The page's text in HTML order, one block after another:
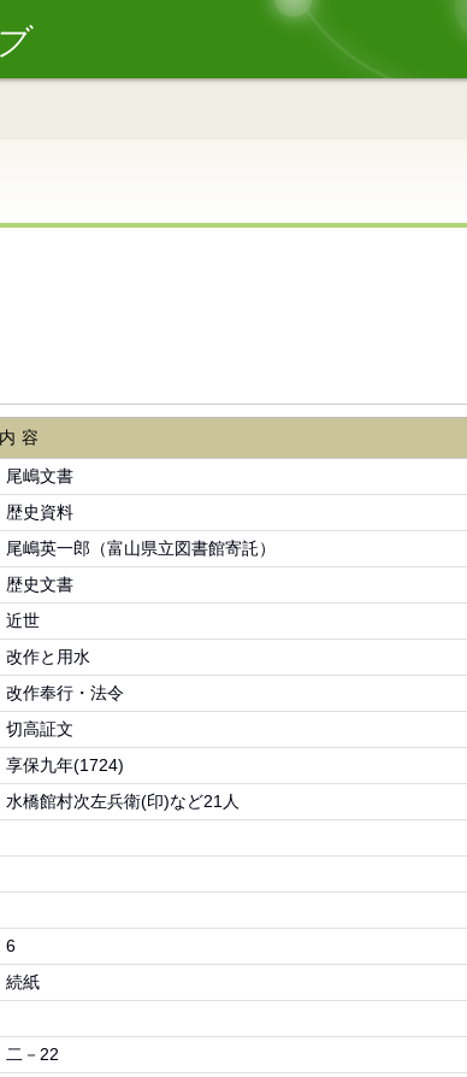
内容
尾嶋文書
歴史資料
尾嶋英一郎（富山県立図書館寄託）
歴史文書
近世
改作と用水
改作奉行・法令
切高証文
享保九年(1724)
水橋館村次左兵衛(印)など21人
6
続紙
二－22